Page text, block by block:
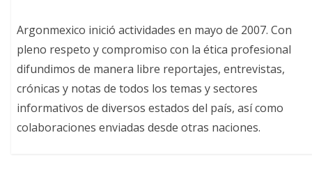
Argonmexico inició actividades en mayo de 2007. Con
pleno respeto y compromiso con la ética profesional
difundimos de manera libre reportajes, entrevistas,
crónicas y notas de todos los temas y sectores
informativos de diversos estados del país, así como
colaboraciones enviadas desde otras naciones.